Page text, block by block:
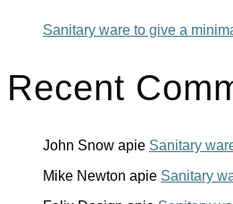
Sanitary ware to give a
Recent
John Snow apie Sanitary
Mike Newton apie Sanitary